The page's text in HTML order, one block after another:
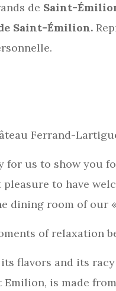
de Saint-
Saint-Émilion.
Ferrand-
for us to show you
to have
dining room of our
of relaxation
flavors and its
is made